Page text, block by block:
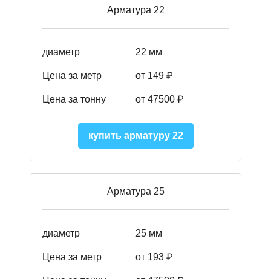
Арматура 22
диаметр 22 мм
Цена за метр от 149 ₽
Цена за тонну от 47500 ₽
купить арматуру 22
Арматура 25
диаметр 25 мм
Цена за метр от 193 ₽